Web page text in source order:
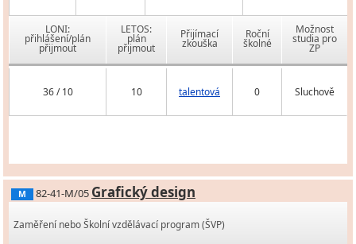
LONI:
přihlášení/plán
přijmout
LETOS:
plán
přijmout
Přijímací
zkouška
Roční
školné
Možnost
studia pro
ZP
36 / 10 10 talentová 0 Sluchově
M 82-41-M/05 Grafický design
Zaměření nebo Školní vzdělávací program (ŠVP)